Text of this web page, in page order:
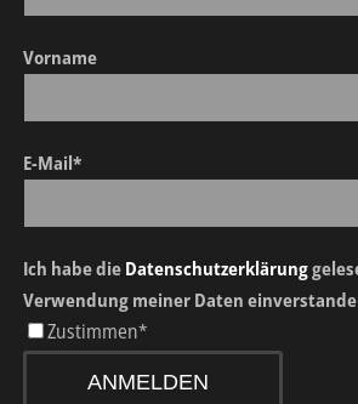
Vorname
E-Mail*
Ich habe die Datenschutzerklärung
Verwendung meiner Daten
Zustimmen*
ANMELDEN